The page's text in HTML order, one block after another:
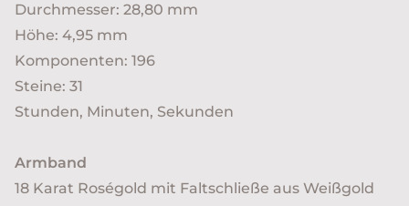
Durchmesser: 28,80 mm
Höhe: 4,95 mm
Komponenten: 196
Steine: 31
Stunden, Minuten, Sekunden
Armband
18 Karat Roségold mit Faltschließe aus Weißgold